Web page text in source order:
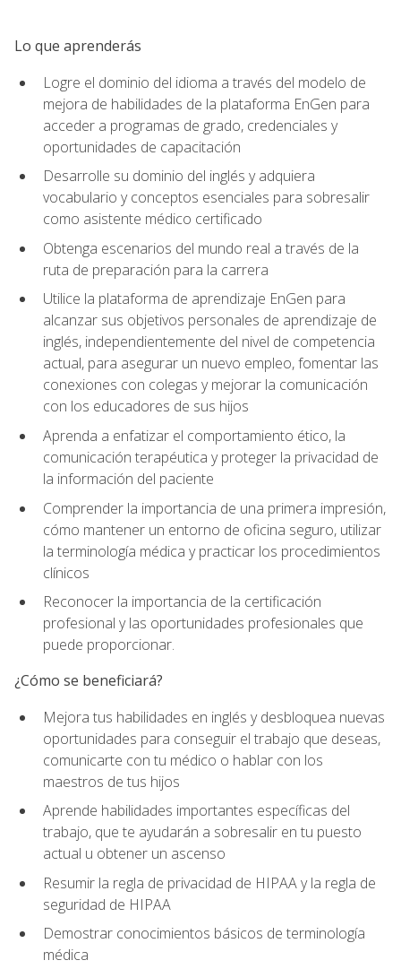
Lo que aprenderás
Logre el dominio del idioma a través del modelo de
mejora de habilidades de la plataforma EnGen para
acceder a programas de grado, credenciales y
oportunidades de capacitación
Desarrolle su dominio del inglés y adquiera
vocabulario y conceptos esenciales para sobresalir
como asistente médico certificado
Obtenga escenarios del mundo real a través de la
ruta de preparación para la carrera
Utilice la plataforma de aprendizaje EnGen para
alcanzar sus objetivos personales de aprendizaje de
inglés, independientemente del nivel de competencia
actual, para asegurar un nuevo empleo, fomentar las
conexiones con colegas y mejorar la comunicación
con los educadores de sus hijos
Aprenda a enfatizar el comportamiento ético, la
comunicación terapéutica y proteger la privacidad de
la información del paciente
Comprender la importancia de una primera impresión,
cómo mantener un entorno de oficina seguro, utilizar
la terminología médica y practicar los procedimientos
clínicos
Reconocer la importancia de la certificación
profesional y las oportunidades profesionales que
puede proporcionar.
¿Cómo se beneficiará?
Mejora tus habilidades en inglés y desbloquea nuevas
oportunidades para conseguir el trabajo que deseas,
comunicarte con tu médico o hablar con los
maestros de tus hijos
Aprende habilidades importantes específicas del
trabajo, que te ayudarán a sobresalir en tu puesto
actual u obtener un ascenso
Resumir la regla de privacidad de HIPAA y la regla de
seguridad de HIPAA
Demostrar conocimientos básicos de terminología
médica